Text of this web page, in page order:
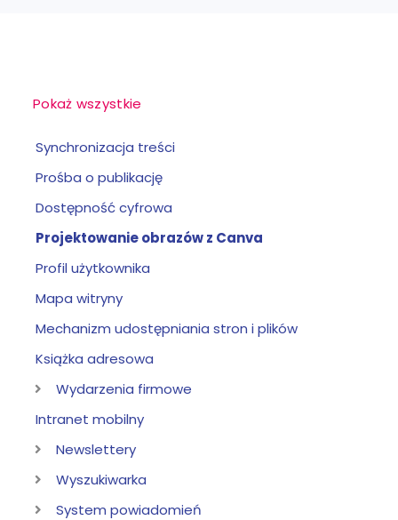
Pokaż wszystkie
Synchronizacja treści
Prośba o publikację
Dostępność cyfrowa
Projektowanie obrazów z Canva
Profil użytkownika
Mapa witryny
Mechanizm udostępniania stron i plików
Książka adresowa
Wydarzenia firmowe
Intranet mobilny
Newslettery
Wyszukiwarka
System powiadomień